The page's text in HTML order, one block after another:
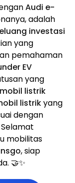
Audi e-
adalah
investasi
yang
pemahaman
EV
yang
mobil listrik
listrikyang
dengan
mobilitas
, siap
🤝✨